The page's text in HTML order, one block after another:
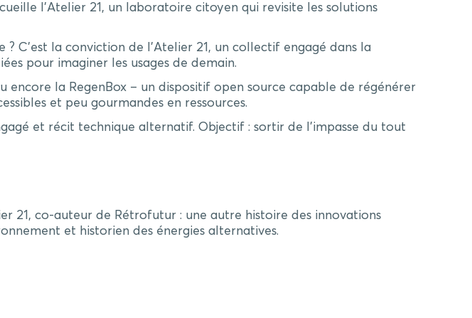
l’Atelier 21, un laboratoire citoyen qui revisite les solutions
C’est la conviction de l’Atelier 21, un collectif engagé dans la
pour imaginer les usages de demain.
la RegenBox – un dispositif open source capable de régénérer
et peu gourmandes en ressources.
et récit technique alternatif. Objectif : sortir de l’impasse du tout
21, co-auteur de Rétrofutur : une autre histoire des innovations
et historien des énergies alternatives.